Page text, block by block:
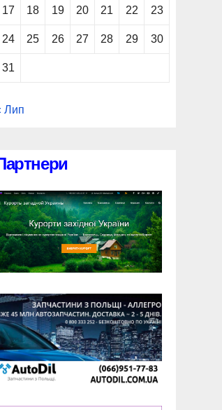
17 18 19 20 21 22 23
24 25 26 27 28 29 30
31
Лип